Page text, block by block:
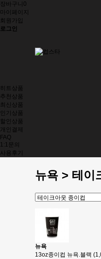
장바구니 0
마이페이지
회원가입
로그인
히트상품
추천상품
최신상품
인기상품
할인상품
개인결제
FAQ
1:1문의
사용후기
뉴욕 > 테이
뉴욕
13oz종이컵 뉴욕.블랙